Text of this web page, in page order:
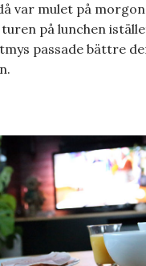
var mulet på
på lunchen
passade bättre